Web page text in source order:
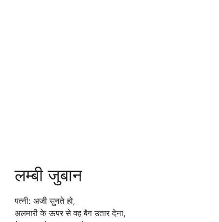
लम्बी जुबान
पत्नी: अजी सुनते हो,
अलमारी के ऊपर से वह बैग उतार देना,